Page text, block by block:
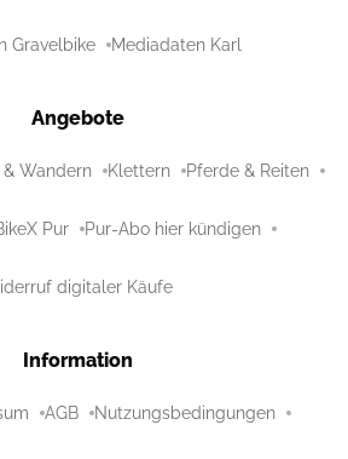
Gravelbike Mediadaten Karl
Angebote
Wandern Klettern Pferde & Reiten
Pur Pur-Abo hier kündigen
digitaler Käufe
Information
AGB Nutzungsbedingungen